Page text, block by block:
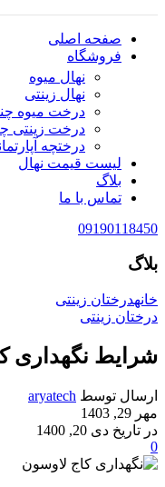
صفحه اصلی
فروشگاه
نهال میوه
نهال زینتی
درخت میوه
درخت زینتی
درختچه
لیست قیمت نهال
بلاگ
تماس با ما
09190118450
بلاگ
خانهدرختان زینتی
درختان زینتی
شرایط نگهداری
ارسال توسط aryatech
مهر 29, 1403
در تاریخ دی 20, 1400
0